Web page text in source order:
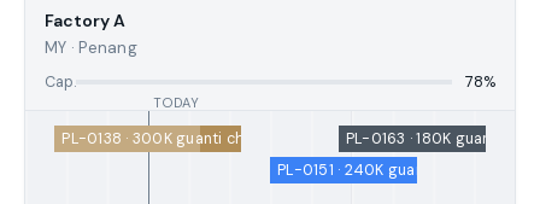
FactoryA
MY · Penang
Cap. 78%
PL-0138 · 300K guanti chirurgici · 78%
PL-0151 · 240K guanti chemio
PL-0163 · 180K guanti